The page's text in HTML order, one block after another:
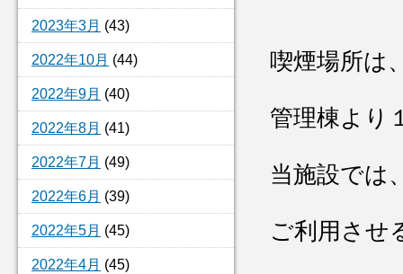
2023年3月 (43)
2022年10月 (44)
2022年9月 (40)
2022年8月 (41)
2022年7月 (49)
2022年6月 (39)
2022年5月 (45)
2022年4月 (45)
喫煙場所は
管理棟より
当施設では
ご利用させ